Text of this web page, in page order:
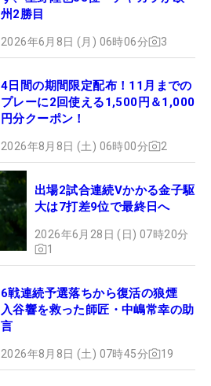
州2勝目
2026年6月8日 (月) 06時06分 3
4日間の期間限定配布！11月までの
プレーに2回使える1,500円＆1,000
円分クーポン！
2026年8月8日 (土) 06時00分 2
出場2試合連続Vかかる金子駆
大は7打差9位で最終日へ
2026年6月28日 (日) 07時20分
1
6戦連続予選落ちから復活の狼煙
入谷響を救った師匠・中嶋常幸の助
言
2026年8月8日 (土) 07時45分 19